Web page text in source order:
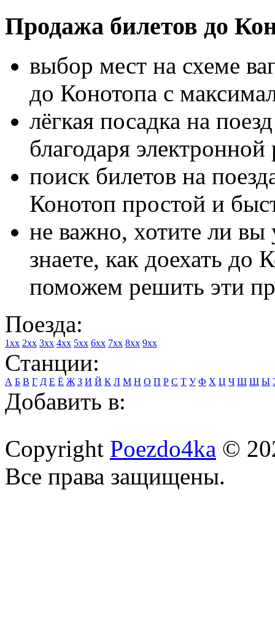
Продажа билетов до
выбор мест на схеме
до Конотопа с
лёгкая посадка на
благодаря
поиск билетов на
Конотоп простой и
не важно, хотите ли вы
знаете, как доехать до
поможем решить эти
Поезда:
1xx 2xx 3xx 4xx 5xx 6xx 7xx 8xx 9xx
Станции:
А Б В Г Д Е Ё Ж З И Й К Л М Н О П Р С Т У Ф Х Ц Ч Ш Щ Ы
Добавить в:
Copyright Poezdo4ka ©
Все права защищены.